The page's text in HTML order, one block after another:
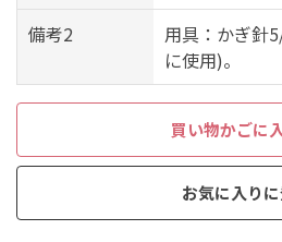
備考2
用具：かぎ針
に使用)。
買い物かごに
お気に入り